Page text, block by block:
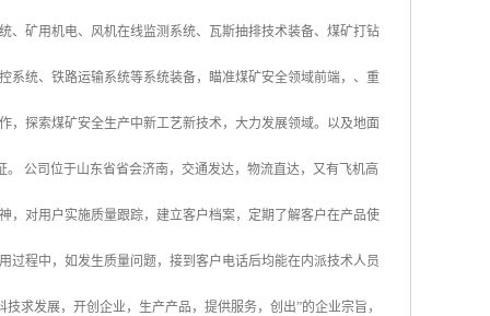
、矿用机电、风机在线监测系统、瓦斯抽排技术装备、煤矿打钻
系统、铁路运输系统等系统装备，瞄准煤矿安全领域前端，、重
，探索煤矿安全生产中新工艺新技术，大力发展领域。以及地面
公司位于山东省省会济南，交通发达，物流直达，又有飞机高
，对用户实施质量跟踪，建立客户档案，定期了解客户在产品使
过程中，如发生质量问题，接到客户电话后均能在内派技术人员
求发展，开创企业，生产产品，提供服务，创出”的企业宗旨，